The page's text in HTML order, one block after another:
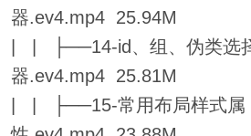
器.ev4.mp4 25.94M
| | ├──14-id、组、伪类选
器.ev4.mp4 25.81M
| | ├──15-常用布局样式属